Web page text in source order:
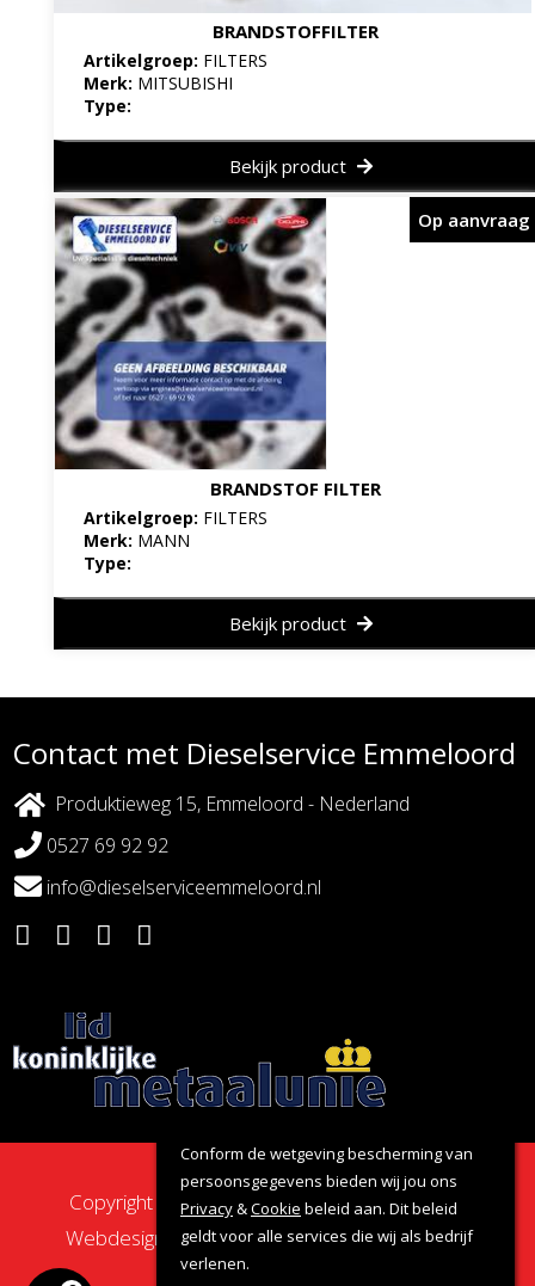
Conform de wetgeving bescherming van
persoonsgegevens bieden wij jou ons
Privacy&Cookie beleid aan. Dit beleid
geldt voor alle services die wij als bedrijf
verlenen.
BRANDSTOFFILTER
Artikelgroep: FILTERS
Merk: MITSUBISHI
Type:
Bekijk product
BRANDSTOF FILTER
Artikelgroep: FILTERS
Merk: MANN
Type:
Op aanvraag
Bekijk product
Contact met Dieselservice Emmeloord
Produktieweg 15, Emmeloord - Nederland
0527 69 92 92
info@dieselserviceemmeloord.nl
Copyright 2026 - Dieselservice Emmeloord |
Webdesign door:Nova Septem Websites&
Online Marketing